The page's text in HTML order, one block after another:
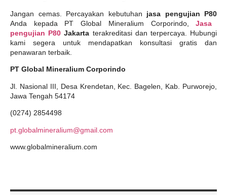
Jangan cemas. Percayakan kebutuhan jasa pengujian P80
Anda kepada PT Global Mineralium Corporindo,Jasa
pengujian P80 Jakarta terakreditasi dan terpercaya. Hubungi
kami segera untuk mendapatkan konsultasi gratis dan
penawaran terbaik.
PT Global Mineralium Corporindo
Jl. Nasional III, Desa Krendetan, Kec. Bagelen, Kab. Purworejo,
Jawa Tengah 54174
(0274) 2854498
pt.globalmineralium@gmail.com
www.globalmineralium.com